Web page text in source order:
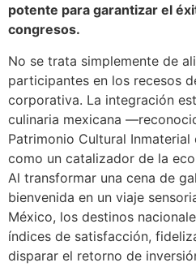
potente para garantizar el
congresos.
No se trata simplemente de
participantes en los recesos
corporativa. La integración
culinaria mexicana
Patrimonio Cultural
como un catalizador de la
Al transformar una cena de
bienvenida en un viaje
México, los destinos
índices de satisfacción,
disparar el retorno de